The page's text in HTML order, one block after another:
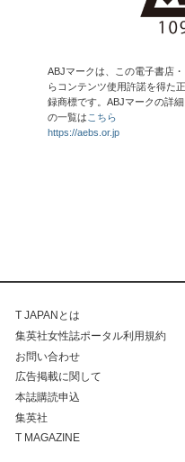
ABJマークは、この電子書店
らコンテンツ使用許諾を得た
録商標です。ABJマークの詳
の一覧はこちら
https://aebs.or.jp
T JAPANとは
集英社女性誌ポータル利用規約
お問い合わせ
広告掲載に関して
本誌購読申込
集英社
T MAGAZINE